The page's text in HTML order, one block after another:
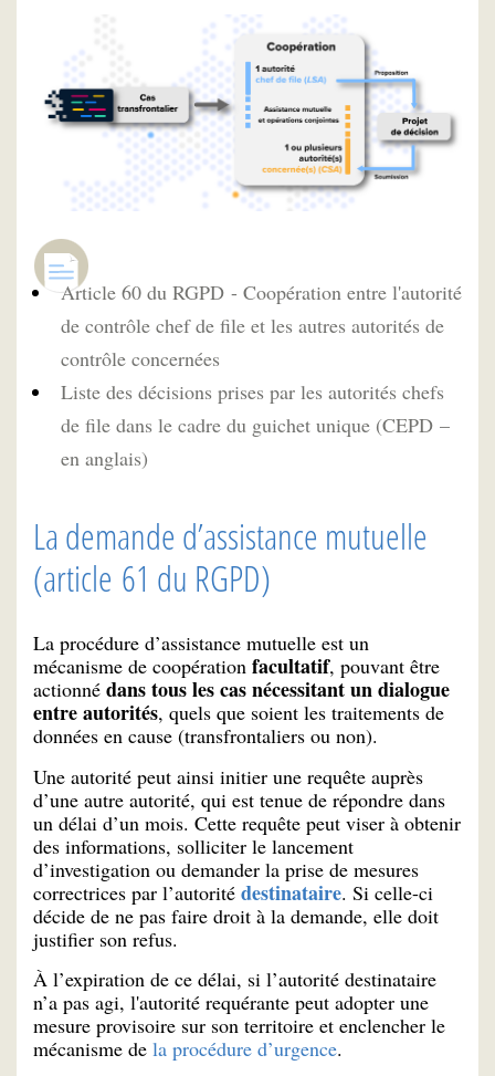
Article 60 du RGPD - Coopération entre l'autorité
de contrôle chef de file et les autres autorités de
contrôle concernées
Liste des décisions prises par les autorités chefs
de file dans le cadre du guichet unique (CEPD –
en anglais)
La demande d’assistance mutuelle
(article 61 du RGPD)
La procédure d’assistance mutuelle est un
mécanisme de coopération facultatif, pouvant être
actionné dans tous les cas nécessitant un dialogue
entre autorités, quels que soient les traitements de
données en cause (transfrontaliers ou non).
Une autorité peut ainsi initier une requête auprès
d’une autre autorité, qui est tenue de répondre dans
un délai d’un mois. Cette requête peut viser à obtenir
des informations, solliciter le lancement
d’investigation ou demander la prise de mesures
correctrices par l’autorité destinataire. Si celle-ci
décide de ne pas faire droit à la demande, elle doit
justifier son refus.
À l’expiration de ce délai, si l’autorité destinataire
n’a pas agi, l'autorité requérante peut adopter une
mesure provisoire sur son territoire et enclencher le
mécanisme de la procédure d’urgence.